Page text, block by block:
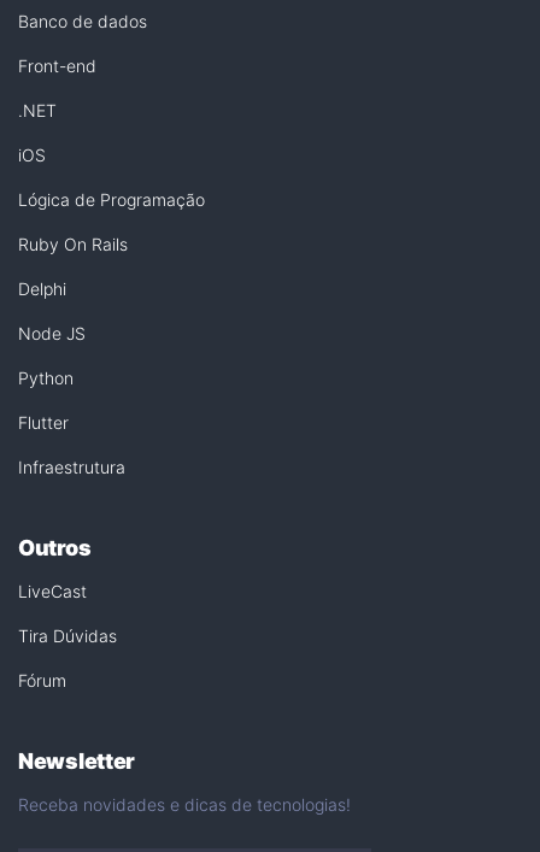
Banco de dados
Front-end
.NET
iOS
Lógica de Programação
Ruby On Rails
Delphi
Node JS
Python
Flutter
Infraestrutura
Outros
LiveCast
Tira Dúvidas
Fórum
Newsletter
Receba novidades e dicas de tecnologias!